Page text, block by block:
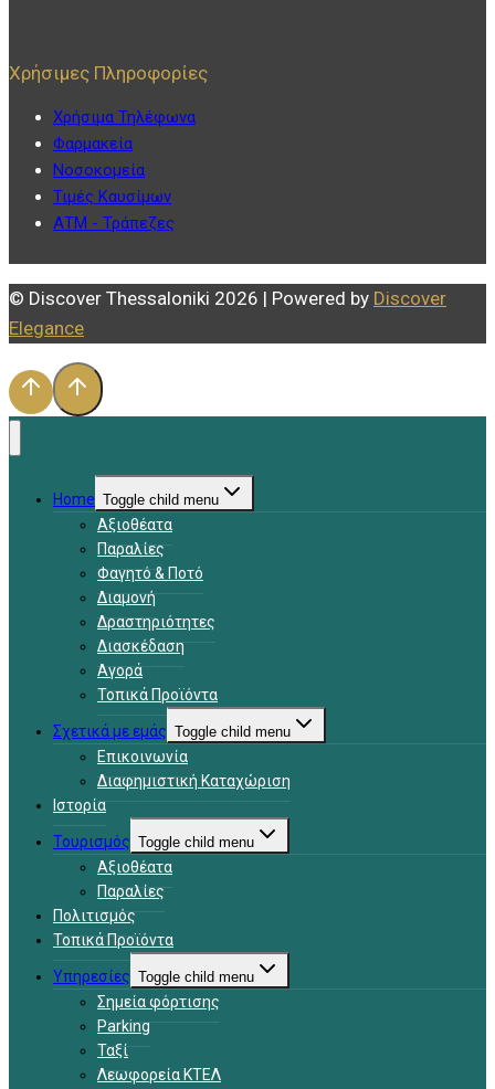
Χρήσιμες Πληροφορίες
Χρήσιμα Τηλέφωνα
Φαρμακεία
Νοσοκομεία
Τιμές Καυσίμων
ΑΤΜ - Τράπεζες
© Discover Thessaloniki 2026 | Powered by Discover
Elegance
Home Toggle child menu
Αξιοθέατα
Παραλίες
Φαγητό & Ποτό
Διαμονή
Δραστηριότητες
Διασκέδαση
Αγορά
Τοπικά Προϊόντα
Σχετικά με εμάς Toggle child menu
Επικοινωνία
Διαφημιστική Καταχώριση
Ιστορία
Τουρισμός Toggle child menu
Αξιοθέατα
Παραλίες
Πολιτισμός
Τοπικά Προϊόντα
Υπηρεσίες Toggle child menu
Σημεία φόρτισης
Parking
Ταξί
Λεωφορεία ΚΤΕΛ